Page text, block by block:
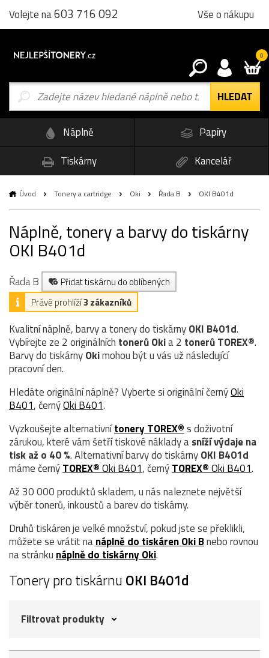
Volejte na603 716 092 Vše o nákupu
0
Náplně
Papíry
Tiskárny
Kancelář
Úvod Tonery a cartridge Oki Řada B OKI B401d
Náplně, tonery a barvy do tiskárny
OKI B401d
Řada B
Přidat tiskárnu do oblíbených
Právě prohlíží3 zákazníků
Kvalitní náplně, barvy a tonery do tiskárnyOKI B401d.
Vybírejte ze 2 originálních tonerůOkia 2 tonerů TOREX®.
Barvy do tiskárnyOkimohou být u vás už následující
pracovní den.
Hledáte originální náplně? Vyberte si originální černýOki
B401, černýOki B401.
Vyzkoušejte alternativnítonery TOREX®s doživotní
zárukou, které vám šetří tiskové náklady asníží výdaje na
tisk až o 40 %. Alternativní barvy do tiskárnyOKI B401d
máme černýTOREX®Oki B401, černýTOREX®Oki B401.
Až 30 000 produktů skladem, u nás naleznete největší
výběr tonerů, inkoustů a barev do tiskárny.
Druhů tiskáren je velké množství, pokud jste se překlikli,
můžete se vrátit nanáplně do tiskáren Oki Bnebo rovnou
na stránku náplně do tiskárny Oki.
Tonery pro tiskárnu OKI B401d
Filtrovat produkty